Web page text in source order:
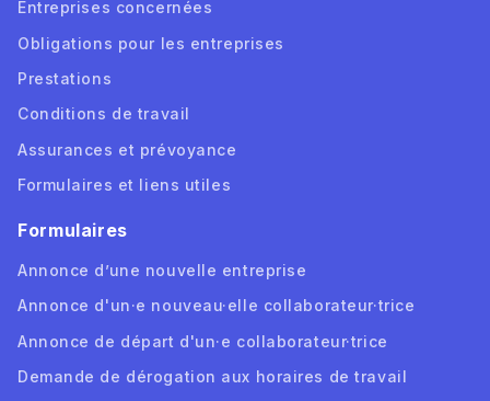
Entreprises concernées
Obligations pour les entreprises
Prestations
Conditions de travail
Assurances et prévoyance
Formulaires et liens utiles
Formulaires
Annonce d’une nouvelle entreprise
Annonce d'un·e nouveau·elle collaborateur·trice
Annonce de départ d'un·e collaborateur·trice
Demande de dérogation aux horaires de travail